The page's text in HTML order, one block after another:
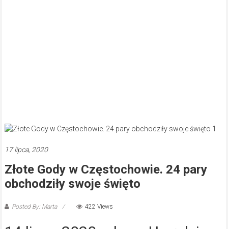
17 lipca, 2020
Złote Gody w Częstochowie. 24 pary
obchodziły swoje święto
Posted By: Marta 422 Views